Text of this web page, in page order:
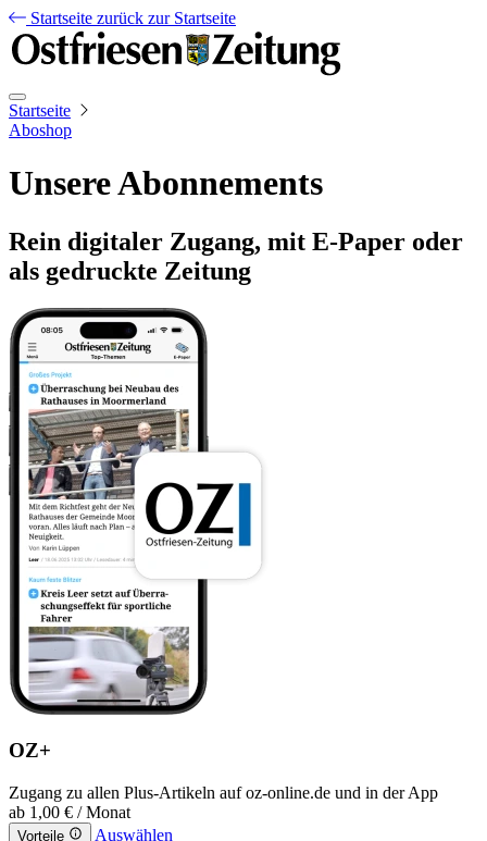
Startseite zurück zur Startseite
Startseite
Aboshop
Unsere Abonnements
Rein digitaler Zugang, mit E-Paper oder
als gedruckte Zeitung
OZ+
Zugang zu allen Plus-Artikeln auf oz-online.de und in der App
ab 1,00 € / Monat
Vorteile Auswählen